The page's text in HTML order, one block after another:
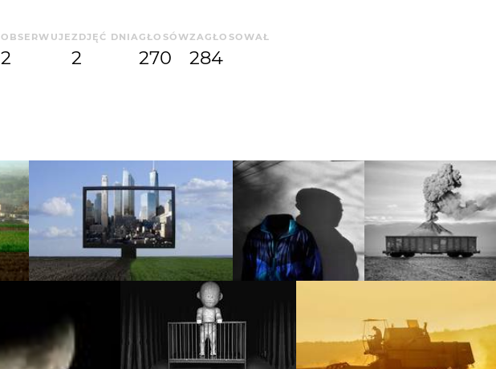
OBSERWUJE
2
ZDJĘĆ DNIA
2
GŁOSÓW
270
ZAGŁOSOWAŁ
284